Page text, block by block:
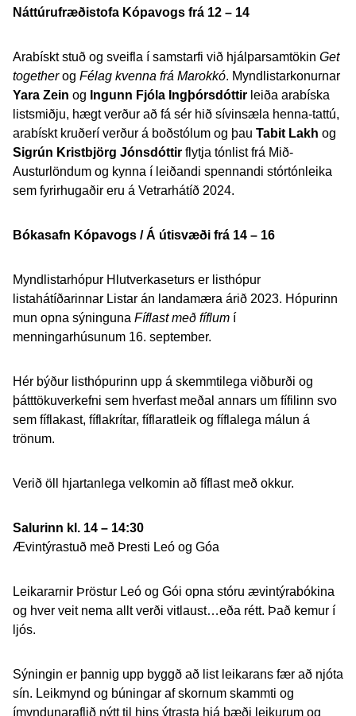
Náttúrufræðistofa Kópavogs frá 12 – 14
Arabískt stuð og sveifla í samstarfi við hjálparsamtökin Get
togetherog Félag kvenna frá Marokkó. Myndlistarkonurnar
Yara Zein og Ingunn Fjóla Ingþórsdóttir leiða arabíska
listsmiðju, hægt verður að fá sér hið sívinsæla henna-tattú,
arabískt kruðerí verður á boðstólum og þau Tabit Lakh og
Sigrún Kristbjörg Jónsdóttir flytja tónlist frá Mið-
Austurlöndum og kynna í leiðandi spennandi stórtónleika
sem fyrirhugaðir eru á Vetrarhátíð 2024.
Bókasafn Kópavogs / Á útisvæði frá 14 – 16
Myndlistarhópur Hlutverkaseturs er listhópur
listahátíðarinnar Listar án landamæra árið 2023. Hópurinn
mun opna sýninguna Fíflast með fíflum í
menningarhúsunum 16. september.
Hér býður listhópurinn upp á skemmtilega viðburði og
þátttökuverkefni sem hverfast meðal annars um fífilinn svo
sem fíflakast, fíflakrítar, fíflaratleik og fíflalega málun á
trönum.
Verið öll hjartanlega velkomin að fíflast með okkur.
Salurinn kl. 14 – 14:30
Ævintýrastuð með Þresti Leó og Góa
Leikararnir Þröstur Leó og Gói opna stóru ævintýrabókina
og hver veit nema allt verði vitlaust…eða rétt. Það kemur í
ljós.
Sýningin er þannig upp byggð að list leikarans fær að njóta
sín. Leikmynd og búningar af skornum skammti og
ímyndunaraflið nýtt til hins ýtrasta hjá bæði leikurum og